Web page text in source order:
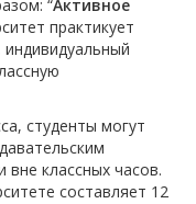
“Активное
практикует
студенты могут
вне классных часов.
составляет 12